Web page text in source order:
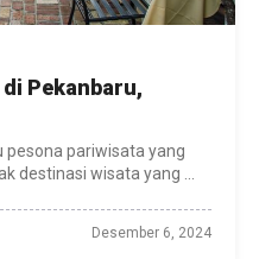
Pekanbaru,
pesona pariwisata yang
destinasi wisata yang ...
Desember 6, 2024